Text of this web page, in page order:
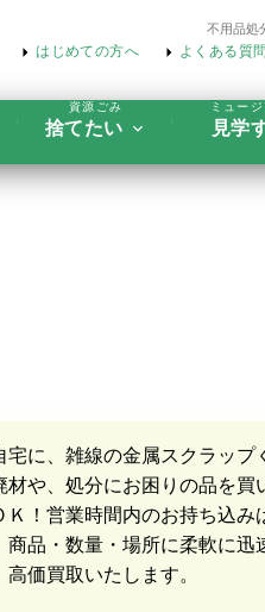
不用品処
はじめての方へ よくある質問
資源ごみ
捨てたい
ミュージ
見学
に、雑線の金属スクラップ
や、処分にお困りの品を買
！営業時間内のお持ち込み
品・数量・場所に柔軟に迅
価買取いたします。